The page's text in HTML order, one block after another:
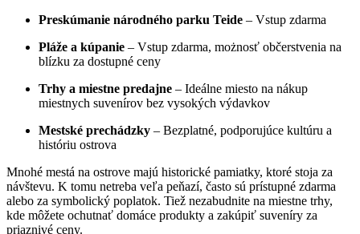
Preskúmanie národného parku Teide – Vstup zdarma
Pláže a kúpanie – Vstup zdarma, możnosť občerstvenia na
blízku za dostupné ceny
Trhy a miestne predajne – Ideálne miesto na nákup
miestnych suvenírov bez vysokých výdavkov
Mestské prechádzky – Bezplatné, podporujúce kultúru a
históriu ostrova
Mnohé mestá na ostrove majú historické pamiatky, ktoré stoja za
návštevu. K tomu netreba veľa peňazí, často sú prístupné zdarma
alebo za symbolický poplatok. Tiež nezabudnite na miestne trhy,
kde môžete ochutnať domáce produkty a zakúpiť suveníry za
priaznivé ceny.